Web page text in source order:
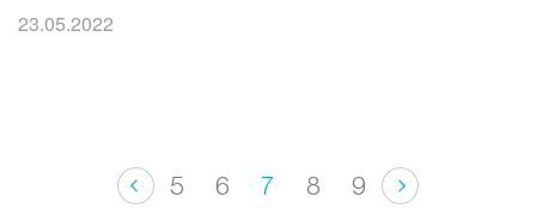
23.05.2022
5 6 7 8 9